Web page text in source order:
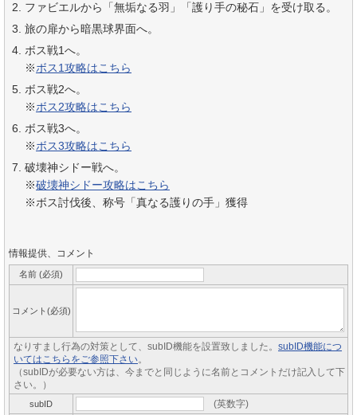
ファビエルから「無垢なる羽」「護り手の秘石」を受け取る。
旅の扉から暗黒球界面へ。
ボス戦1へ。
※ボス1攻略はこちら
ボス戦2へ。
※ボス2攻略はこちら
ボス戦3へ。
※ボス3攻略はこちら
破壊神シドー戦へ。
※破壊神シドー攻略はこちら
※ボス討伐後、称号「真なる護りの手」獲得
情報提供、コメント
名前 (必須)
コメント(必須)
なりすまし行為の対策として、subID機能を設置致しました。 subID機能につ
いてはこちらをご参照下さい。
（subIDが必要ない方は、今までと同じように名前とコメントだけ記入して下
さい。）
subID (英数字)